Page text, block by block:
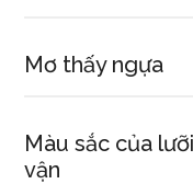
Mơ thấy ngựa
Màu sắc của
vận